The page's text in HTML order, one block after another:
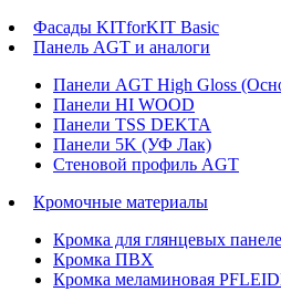
Фасады KITforKIT Basic
Панель AGT и аналоги
Панели AGT High Gloss
Панели HI WOOD
Панели TSS DEKTA
Панели 5K (УФ Лак)
Стеновой профиль AGT
Кромочные материалы
Кромка для глянцевых
Кромка ПВХ
Кромка меламиновая